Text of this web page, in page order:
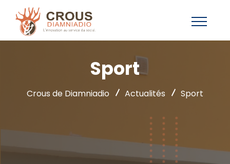
Sport
Crous de Diamniadio Actualités Sport